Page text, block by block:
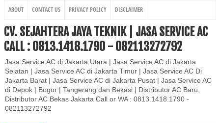
ABOUT CONTACT US PRIVACY POLICY DISCLAIMER
CV. SEJAHTERA JAYA TEKNIK | JASA SERVICE AC
CALL : 0813.1418.1790 - 082113272792
Jasa Service AC di Jakarta Utara | Jasa Service AC di Jakarta
Selatan | Jasa Service AC di Jakarta Timur | Jasa Service AC Di
Jakarta Barat | Jasa Service AC di Jakarta Pusat | Jasa Service AC
di Depok | Bogor | Tangerang dan Bekasi | Distributor AC Baru,
Distributor AC Bekas Jakarta Call or WA : 0813.1418.1790 -
082113272792